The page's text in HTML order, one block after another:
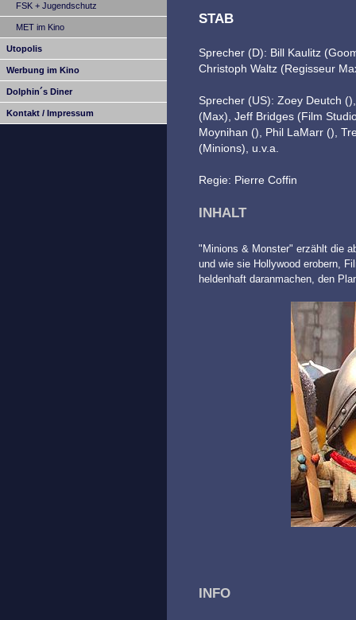
FSK + Jugendschutz
MET im Kino
Utopolis
Werbung im Kino
Dolphin´s Diner
Kontakt / Impressum
STAB
Sprecher (D): Bill Kaulitz
Christoph Waltz (Regisseur
Sprecher (US): Zoey Deutch
(Max), Jeff Bridges (Film
Moynihan (), Phil LaMarr (),
(Minions), u.v.a.
Regie: Pierre Coffin
INHALT
"Minions & Monster" erzählt die
und wie sie Hollywood erobern,
heldenhaft daranmachen, den
INFO